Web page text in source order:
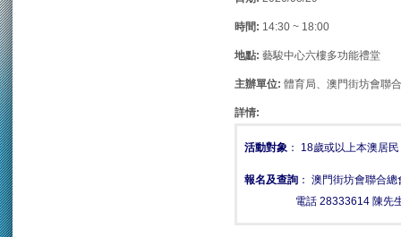
時間: 14:30 ~ 18:00
地點: 藝駿中心六樓多功能禮堂
主辦單位: 體育局、澳門街坊會聯
詳情:
活動對象 ： 18歲或以上本澳居民
報名及查詢 ： 澳門街坊會聯合總
電話 28333614 陳先